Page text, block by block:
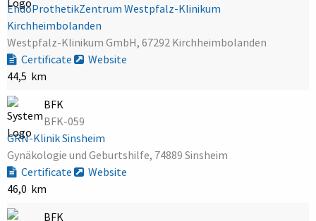
EndoProthetikZentrum Westpfalz-Klinikum
Kirchheimbolanden
Westpfalz-Klinikum GmbH, 67292 Kirchheimbolanden
Certificate
Website
44,5 km
BFK
BFK-059
GRN-Klinik Sinsheim
Gynäkologie und Geburtshilfe, 74889 Sinsheim
Certificate
Website
46,0 km
BFK